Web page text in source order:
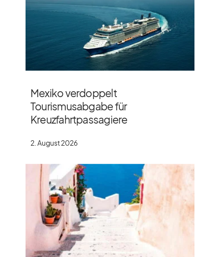
Mexiko verdoppelt
Tourismusabgabe für
Kreuzfahrtpassagiere
2. August 2026